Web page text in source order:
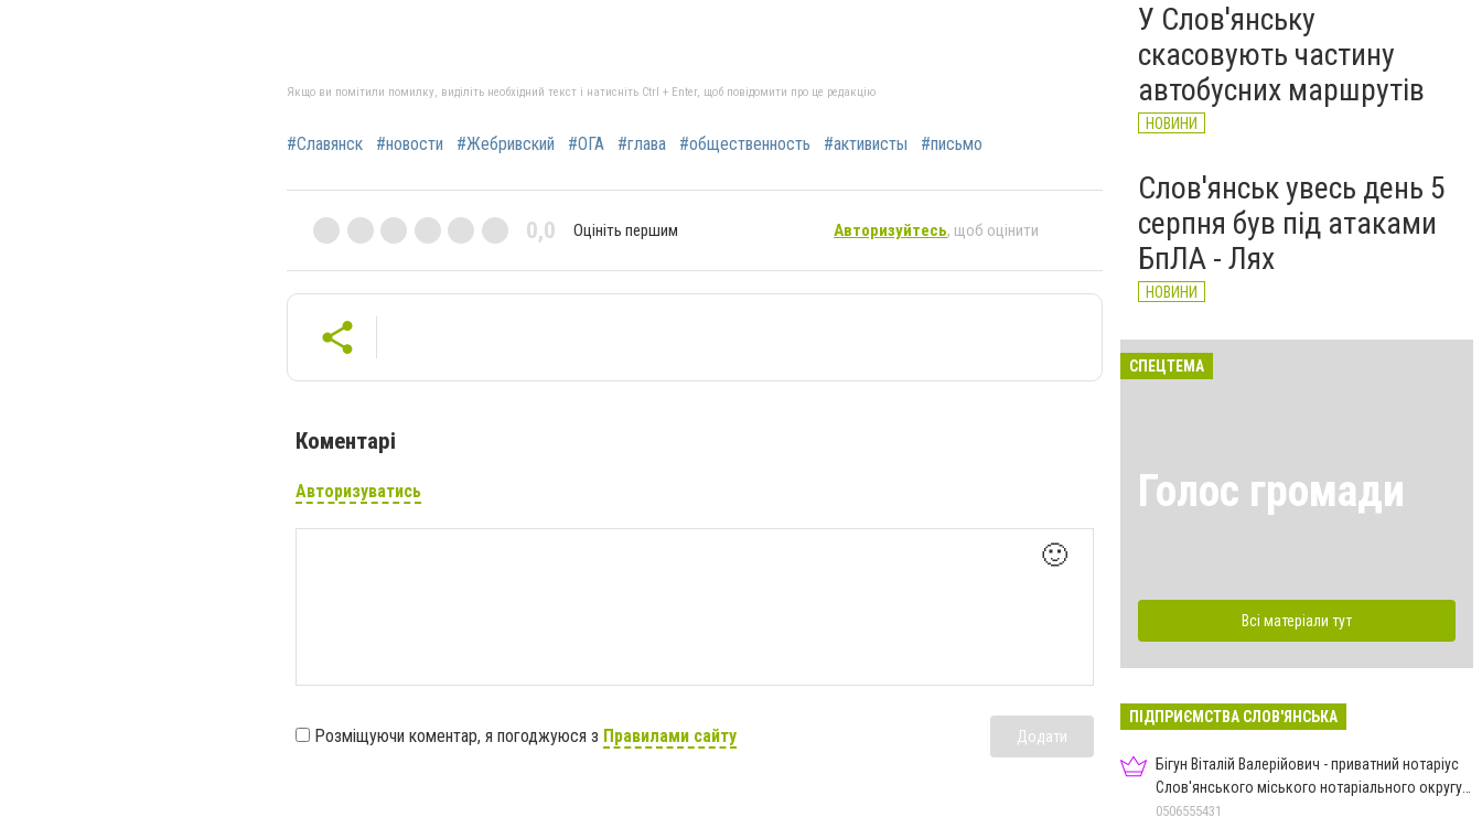
Якщо ви помітили помилку, виділіть необхідний текст і натисніть Ctrl + Enter, щоб повідомити про це редакцію
#Славянск #новости #Жебривский #ОГА #глава #общественность #активисты #письмо
0,0 Оцініть першим Авторизуйтесь, щоб оцінити
Коментарі
Авторизуватись
🙂
Розміщуючи коментар, я погоджуюся з Правилами сайту Додати
У Слов'янську
скасовують частину
автобусних маршрутів
НОВИНИ
Слов'янськ увесь день 5
серпня був під атаками
БпЛА - Лях
НОВИНИ
СПЕЦТЕМА
Голос громади
Всі матеріали тут
ПІДПРИЄМСТВА СЛОВ'ЯНСЬКА
Бігун Віталій Валерійович - приватний нотаріус
Слов'янського міського нотаріального округу
Дон.обл.
0506555431